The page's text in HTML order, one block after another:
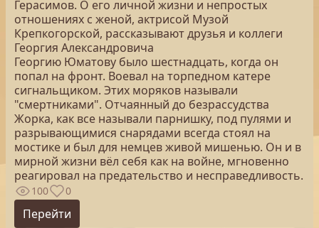
Герасимов. О его личной жизни и непростых
отношениях с женой, актрисой Музой
Крепкогорской, рассказывают друзья и коллеги
Георгия Александровича
Георгию Юматову было шестнадцать, когда он
попал на фронт. Воевал на торпедном катере
сигнальщиком. Этих моряков называли
"смертниками". Отчаянный до безрассудства
Жорка, как все называли парнишку, под пулями и
разрывающимися снарядами всегда стоял на
мостике и был для немцев живой мишенью. Он и в
мирной жизни вёл себя как на войне, мгновенно
реагировал на предательство и несправедливость.
100 0
Перейти